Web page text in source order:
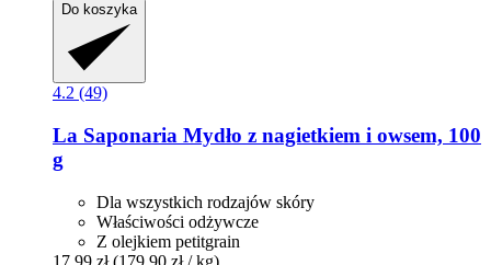
Do koszyka
4.2 (49)
La Saponaria Mydło z nagietkiem i owsem, 100
g
Dla wszystkich rodzajów skóry
Właściwości odżywcze
Z olejkiem petitgrain
17,99 zł (179,90 zł / kg)